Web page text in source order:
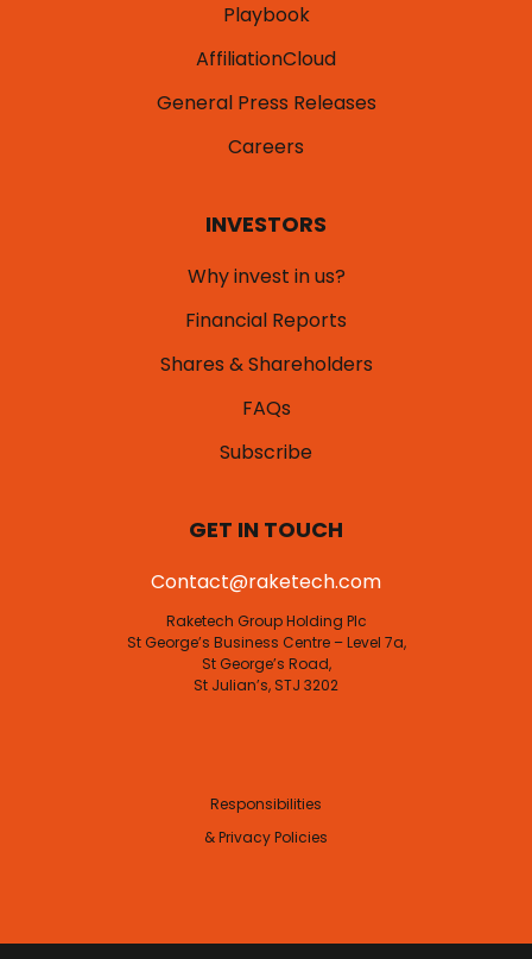
Playbook
AffiliationCloud
General Press Releases
Careers
INVESTORS
Why invest in us?
Financial Reports
Shares & Shareholders
FAQs
Subscribe
GET IN TOUCH
Contact@raketech.com
Raketech Group Holding Plc
St George’s Business Centre – Level 7a,
St George’s Road,
St Julian’s, STJ 3202
Responsibilities
& Privacy Policies